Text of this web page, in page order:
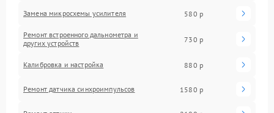
Замена микросхемы усилителя 580 р
Ремонт встроенного дальнометра и
других устройств
730 р
Калибровка и настройка 880 р
Ремонт датчика синхроимпульсов 1580 р